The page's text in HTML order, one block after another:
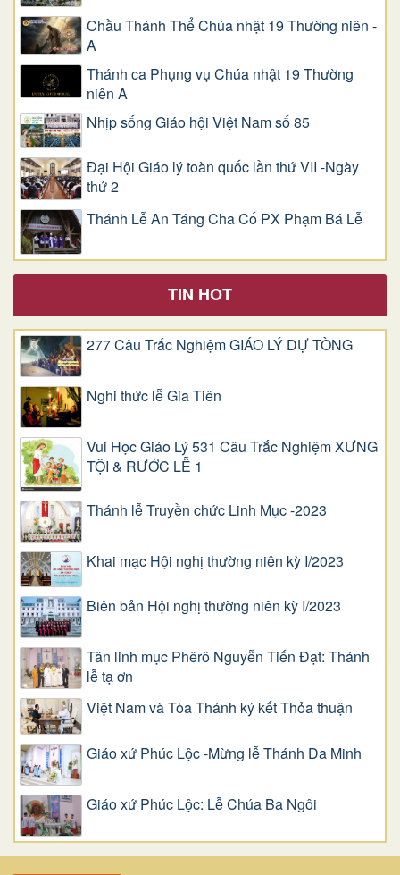
Chầu Thánh Thể Chúa nhật 19 Thường niên -
A
Thánh ca Phụng vụ Chúa nhật 19 Thường
niên A
Nhịp sống Giáo hội Việt Nam số 85
Đại Hội Giáo lý toàn quốc lần thứ VII -Ngày
thứ 2
Thánh Lễ An Táng Cha Cố PX Phạm Bá Lễ
TIN HOT
277 Câu Trắc Nghiệm GIÁO LÝ DỰ TÒNG
Nghi thức lễ Gia Tiên
Vui Học Giáo Lý 531 Câu Trắc Nghiệm XƯNG
TỘI & RƯỚC LỄ 1
Thánh lễ Truyền chức Linh Mục -2023
Khai mạc Hội nghị thường niên kỳ I/2023
Biên bản Hội nghị thường niên kỳ I/2023
Tân linh mục Phêrô Nguyễn Tiến Đạt: Thánh
lễ tạ ơn
Việt Nam và Tòa Thánh ký kết Thỏa thuận
Giáo xứ Phúc Lộc -Mừng lễ Thánh Đa Minh
Giáo xứ Phúc Lộc: Lễ Chúa Ba Ngôi